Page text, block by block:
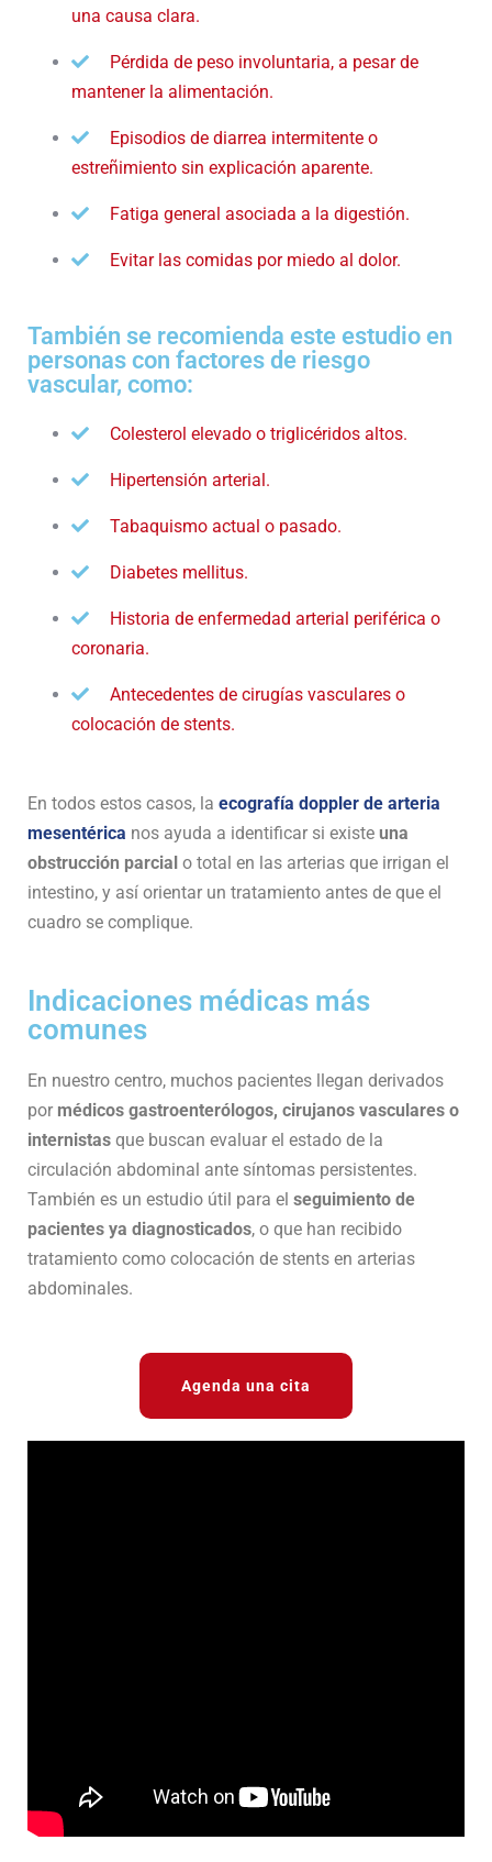
una causa clara.
Pérdida de peso involuntaria, a pesar de
mantener la alimentación.
Episodios de diarrea intermitente o
estreñimiento sin explicación aparente.
Fatiga general asociada a la digestión.
Evitar las comidas por miedo al dolor.
También se recomienda este estudio en
personas con factores de riesgo
vascular, como:
Colesterol elevado o triglicéridos altos.
Hipertensión arterial.
Tabaquismo actual o pasado.
Diabetes mellitus.
Historia de enfermedad arterial periférica o
coronaria.
Antecedentes de cirugías vasculares o
colocación de stents.
En todos estos casos, la ecografía doppler de arteria
mesentérica nos ayuda a identificar si existe una
obstrucción parcial o total en las arterias que irrigan el
intestino, y así orientar un tratamiento antes de que el
cuadro se complique.
Indicaciones médicas más
comunes
En nuestro centro, muchos pacientes llegan derivados
por médicos gastroenterólogos, cirujanos vasculares o
internistas que buscan evaluar el estado de la
circulación abdominal ante síntomas persistentes.
También es un estudio útil para el seguimiento de
pacientes ya diagnosticados, o que han recibido
tratamiento como colocación de stents en arterias
abdominales.
Agenda una cita